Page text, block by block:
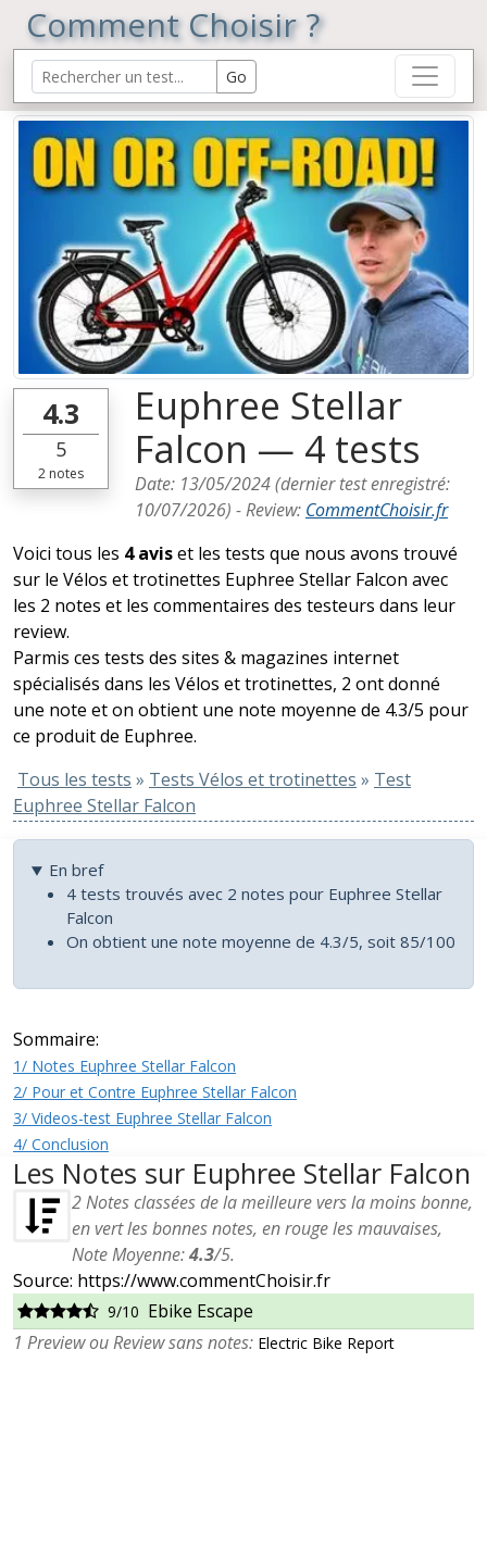
Comment Choisir ?
4.3
5
2 notes
Euphree Stellar
Falcon — 4 tests
Date: 13/05/2024(dernier test enregistré:
10/07/2026) -Review: CommentChoisir.fr
Voici tous les 4 aviset les tests que nous avons trouvé
sur le Vélos et trotinettes Euphree Stellar Falcon avec
les 2 notes et les commentaires des testeurs dans leur
review.
Parmis ces tests des sites & magazines internet
spécialisés dans les Vélos et trotinettes, 2 ont donné
une note et on obtient une note moyenne de 4.3/5 pour
ce produit de Euphree.
Tous les tests » Tests Vélos et trotinettes » Test
Euphree Stellar Falcon
En bref
4 tests trouvés avec 2 notes pour Euphree Stellar
Falcon
On obtient une note moyenne de 4.3/5, soit 85/100
Sommaire:
1/ Notes Euphree Stellar Falcon
2/ Pour et Contre Euphree Stellar Falcon
3/ Videos-test Euphree Stellar Falcon
4/ Conclusion
Les Notes sur Euphree Stellar Falcon
2Notes classées de la meilleure vers la moins bonne,
en vert les bonnes notes, en rouge les mauvaises,
Note Moyenne:4.3/5.
Source: https://www.commentChoisir.fr
9/10 Ebike Escape
1 Preview ou Review sans notes: Electric Bike Report